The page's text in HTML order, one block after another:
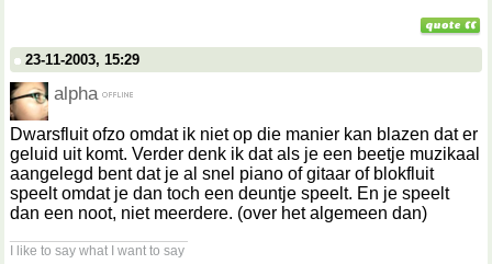
23-11-2003, 15:29
alpha
Dwarsfluit ofzo omdat ik niet op die manier kan blazen dat er
geluid uit komt. Verder denk ik dat als je een beetje muzikaal
aangelegd bent dat je al snel piano of gitaar of blokfluit
speelt omdat je dan toch een deuntje speelt. En je speelt
dan een noot, niet meerdere. (over het algemeen dan)
I like to say what I want to say